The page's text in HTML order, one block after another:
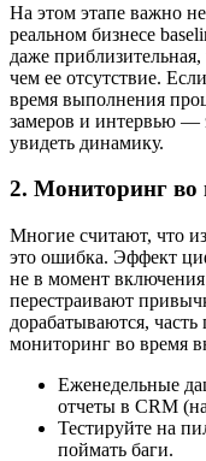
На этом этапе важно
реальном бизнесе
даже
чем ее отсутствие.
время выполнения
замеров и интервью —
увидеть динамику.
2. Мониторинг во
Многие считают, что
это ошибка. Эффект
не в момент
перестраивают
дорабатываются,
мониторинг во время
Еженедельные
отчеты в CRM
Тестируйте на
поймать баги.